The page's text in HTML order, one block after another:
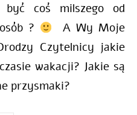
być coś milszego od
?
A Wy Moje
Czytelnicy jakie
wakacji? Jakie są
przysmaki?